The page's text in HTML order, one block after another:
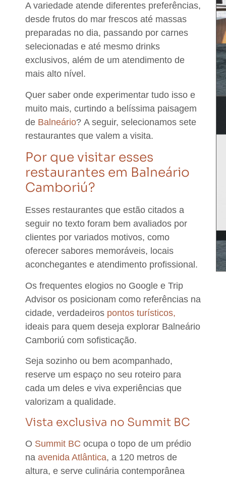
A variedade atende diferentes preferências,
desde frutos do mar frescos até massas
preparadas no dia, passando por carnes
selecionadas e até mesmo drinks
exclusivos, além de um atendimento de
mais alto nível.
Quer saber onde experimentar tudo isso e
muito mais, curtindo a belíssima paisagem
de Balneário? A seguir, selecionamos sete
restaurantes que valem a visita.
Por que visitar esses
restaurantes em Balneário
Camboriú?
Esses restaurantes que estão citados a
seguir no texto foram bem avaliados por
clientes por variados motivos, como
oferecer sabores memoráveis, locais
aconchegantes e atendimento profissional.
Os frequentes elogios no Google e Trip
Advisor os posicionam como referências na
cidade, verdadeiros pontos turísticos,
ideais para quem deseja explorar Balneário
Camboriú com sofisticação.
Seja sozinho ou bem acompanhado,
reserve um espaço no seu roteiro para
cada um deles e viva experiências que
valorizam a qualidade.
Vista exclusiva no Summit BC
O Summit BC ocupa o topo de um prédio
na avenida Atlântica, a 120 metros de
altura, e serve culinária contemporânea